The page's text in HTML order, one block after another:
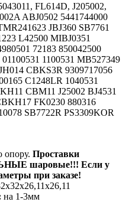
FL614D, J205002,
ABJ0502 5441744000
JBJ360 SB7761
L42500 MIBJ0351
72183 850042500
1100531 MB527349
CBKS3R 9309717056
C1248LR 1040531
CBM11 J25002 BJ4531
FK0230 880316
SB7722R PS3309KOR
опору. Проставки
шаровые!!! Если у
при заказе!
на 1-3мм